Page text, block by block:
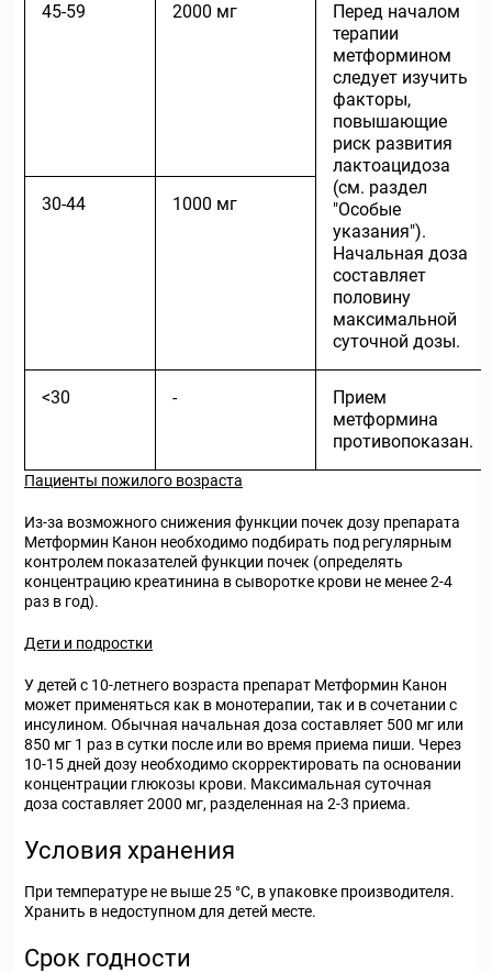
45-59 2000 мг
Перед началом
терапии
метформином
следует изучить
факторы,
повышающие
риск развития
лактоацидоза
(см. раздел
"Особые
указания").
Начальная доза
составляет
половину
максимальной
суточной дозы.
30-44 1000 мг
<30 -
Прием
метформина
противопоказан.
Пациенты пожилого возраста
Из-за возможного снижения функции почек дозу препарата
Метформин Канон необходимо подбирать под регулярным
контролем показателей функции почек (определять
концентрацию креатинина в сыворотке крови не менее 2-4
раз в год).
Дети и подростки
У детей с 10-летнего возраста препарат Метформин Канон
может применяться как в монотерапии, так и в сочетании с
инсулином. Обычная начальная доза составляет 500 мг или
850 мг 1 раз в сутки после или во время приема пиши. Через
10-15 дней дозу необходимо скорректировать па основании
концентрации глюкозы крови. Максимальная суточная
доза составляет 2000 мг, разделенная на 2-3 приема.
Условия хранения
При температуре не выше 25 °С, в упаковке производителя.
Хранить в недоступном для детей месте.
Срок годности